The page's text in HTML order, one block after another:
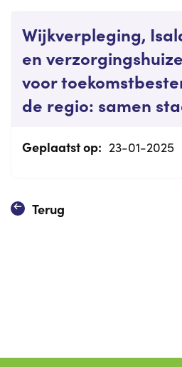
Wijkverpleging,
en
voor
de regio: samen
Geplaatst op: 23-01-2025
Terug